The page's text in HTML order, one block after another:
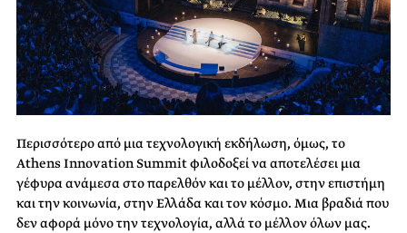
Περισσότερο από μια τεχνολογική εκδήλωση, όμως, το
Athens Innovation Summit φιλοδοξεί να αποτελέσει μια
γέφυρα ανάμεσα στο παρελθόν και το μέλλον, στην επιστήμη
και την κοινωνία, στην Ελλάδα και τον κόσμο. Μια βραδιά που
δεν αφορά μόνο την τεχνολογία, αλλά το μέλλον όλων μας.